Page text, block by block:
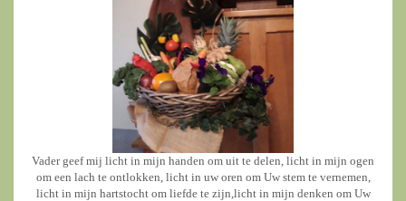
Vader geef mij licht in mijn handen om uit te delen, licht in mijn ogen
om een lach te ontlokken, licht in uw oren om Uw stem te vernemen,
licht in mijn hartstocht om liefde te zijn,licht in mijn denken om Uw